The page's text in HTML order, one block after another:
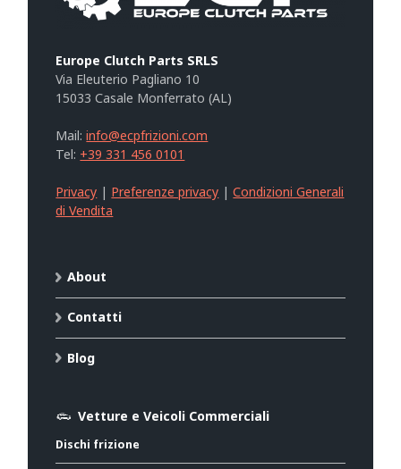
Europe Clutch Parts SRLS
Via Eleuterio Pagliano 10
15033 Casale Monferrato (AL)
Mail:info@ecpfrizioni.com
Tel: +39 331 456 0101
Privacy | Preferenze privacy |Condizioni Generali
di Vendita
About
Contatti
Blog
Vetture e Veicoli Commerciali
Dischi frizione